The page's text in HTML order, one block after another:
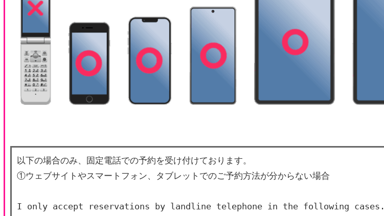
以下の場合のみ、固定電話での予約を受け付けております。
①ウェブサイトやスマートフォン、タブレットでのご予約方法が分からない場合
I only accept reservations by landline telephone in the following cases.